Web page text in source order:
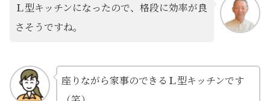
Ｌ型キッチンになったので、格段に効率が良
さそうですね。
座りながら家事のできるＬ型キッチンです